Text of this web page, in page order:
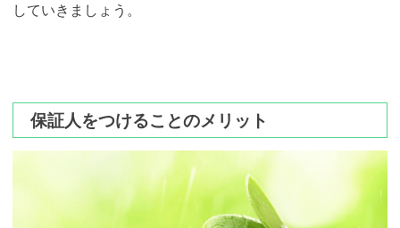
していきましょう。
保証人をつけることのメリット